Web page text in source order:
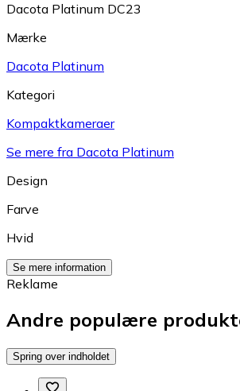
Dacota Platinum DC23
Mærke
Dacota Platinum
Kategori
Kompaktkameraer
Se mere fra Dacota Platinum
Design
Farve
Hvid
Se mere information
Reklame
Andre populære
Spring over indholdet